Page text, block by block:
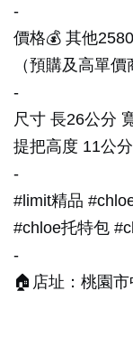
-
價格💰 其他
（預購及高單
-
尺寸 長26公分
提把高度 11公
-
#limit精品
#chloe托特包
-
🏠店址：桃園